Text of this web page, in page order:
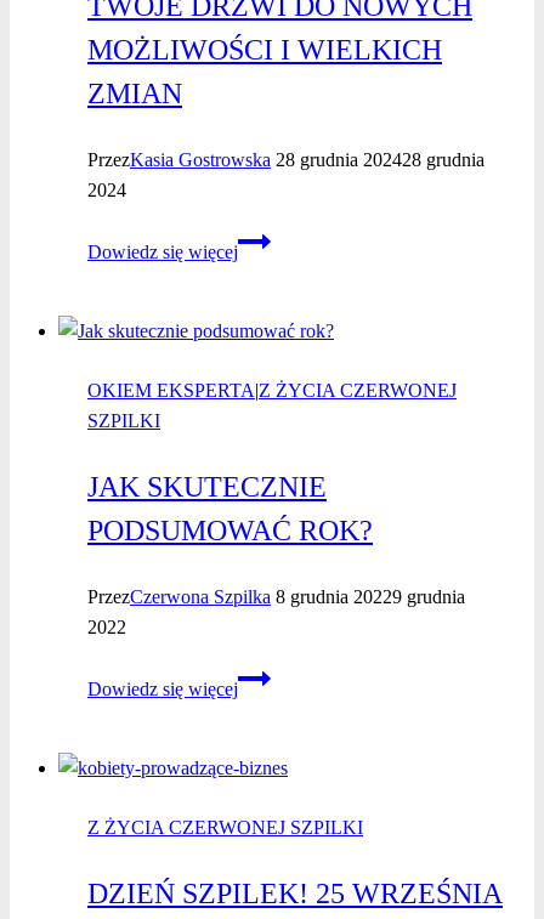
MOŻLIWOŚCI I WIELKICH
ZMIAN
PrzezKasia Gostrowska 28 grudnia 202428 grudnia
2024
Dowiedz się więcej
Udział
Twoje drzwi
możliwości
OKIEM EKSPERTA|Z ŻYCIA CZERWONEJ
SZPILKI
JAK SKUTECZNIE
PODSUMOWAĆ ROK?
PrzezCzerwona Szpilka 8 grudnia 20229 grudnia
2022
Dowiedz się więcej
Jak
rok?
Z ŻYCIA CZERWONEJ SZPILKI
DZIEŃ SZPILEK! 25 WRZEŚNIA